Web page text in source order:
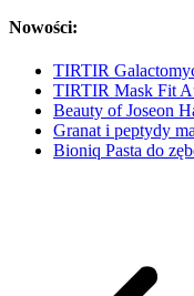
Nowości:
TIRTIR
TIRTIR Mask Fit
Beauty of Joseon
Granat i peptydy
Bioniq Pasta do